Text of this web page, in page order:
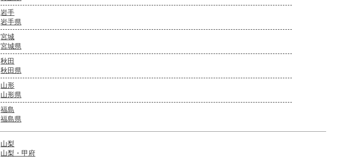
岩手
岩手県
宮城
宮城県
秋田
秋田県
山形
山形県
福島
福島県
山梨
山梨・甲府